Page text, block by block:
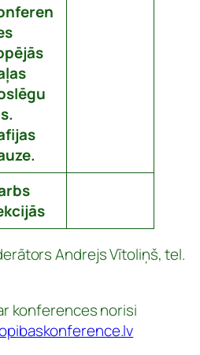
Andrejs Vītoliņš, tel.
konferences norisi